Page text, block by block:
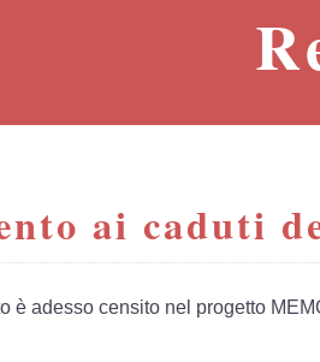
ai caduti
è adesso censito nel progetto